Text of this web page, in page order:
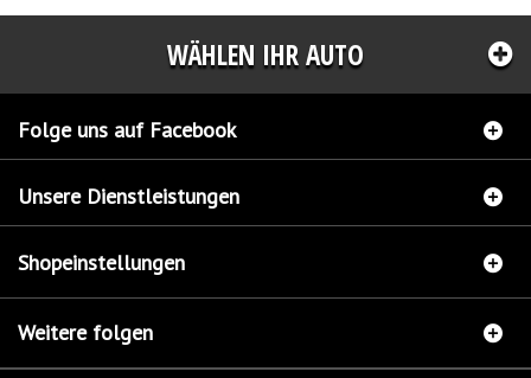
WÄHLEN IHR AUTO
Folge uns auf Facebook
Unsere Dienstleistungen
Shopeinstellungen
Weitere folgen